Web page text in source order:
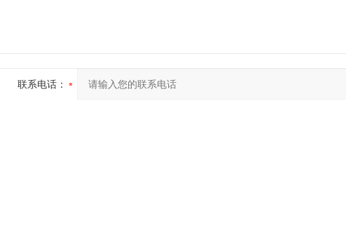
联系电话：